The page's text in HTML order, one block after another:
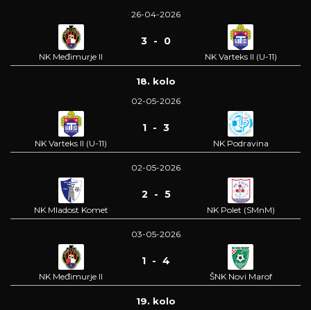
26-04-2026
NK Međimurje II
3 - 0
NK Varteks II (U-11)
18. kolo
02-05-2026
NK Varteks II (U-11)
1 - 3
NK Podravina
02-05-2026
NK Mladost Komet
2 - 5
NK Polet (SMnM)
03-05-2026
NK Međimurje II
1 - 4
ŠNK Novi Marof
19. kolo